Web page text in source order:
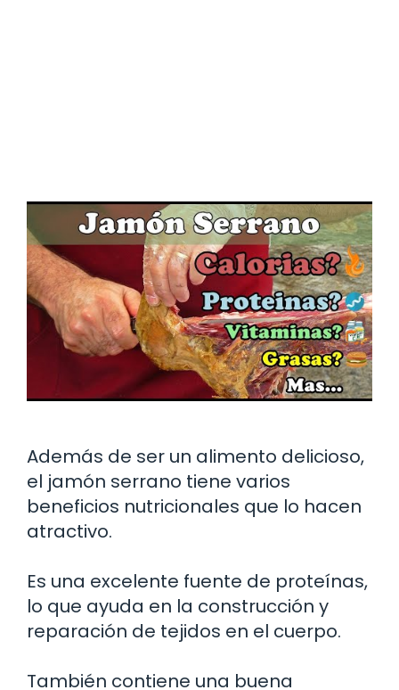
Además de ser un alimento delicioso,
el jamón serrano tiene varios
beneficios nutricionales que lo hacen
atractivo.
Es una excelente fuente de proteínas,
lo que ayuda en la construcción y
reparación de tejidos en el cuerpo.
También contiene una buena